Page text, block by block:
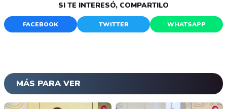
SI TE INTERESÓ, COMPARTILO
FACEBOOK TWITTER WHATSAPP
MÁS PARA VER